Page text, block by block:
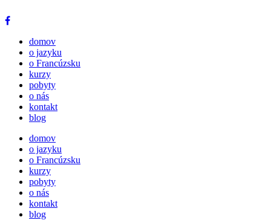
domov
o jazyku
o Francúzsku
kurzy
pobyty
o nás
kontakt
blog
domov
o jazyku
o Francúzsku
kurzy
pobyty
o nás
kontakt
blog